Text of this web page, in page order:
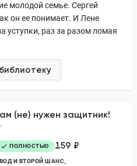
молодой семье. Сергей
он ее понимает. И Лене
уступки, раз за разом ломая
(не) нужен защитник!
ПОЛНОСТЬЮ 159 ₽
И ВТОРОЙ ШАНС